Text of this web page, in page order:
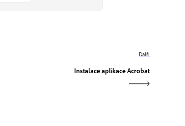
Další
Instalace aplikace Acrobat